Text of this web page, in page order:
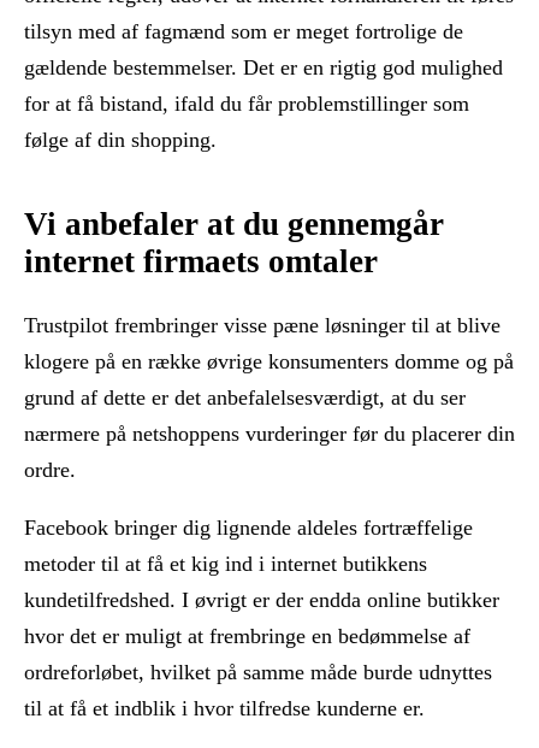
tilsyn med af fagmænd som er meget fortrolige de
gældende bestemmelser. Det er en rigtig god mulighed
for at få bistand, ifald du får problemstillinger som
følge af din shopping.
Vi anbefaler at du gennemgår
internet firmaets omtaler
Trustpilot frembringer visse pæne løsninger til at blive
klogere på en række øvrige konsumenters domme og på
grund af dette er det anbefalelsesværdigt, at du ser
nærmere på netshoppens vurderinger før du placerer din
ordre.
Facebook bringer dig lignende aldeles fortræffelige
metoder til at få et kig ind i internet butikkens
kundetilfredshed. I øvrigt er der endda online butikker
hvor det er muligt at frembringe en bedømmelse af
ordreforløbet, hvilket på samme måde burde udnyttes
til at få et indblik i hvor tilfredse kunderne er.